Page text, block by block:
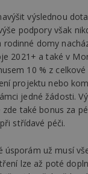
výslednou
podpory však
domy
2021+ a také v
10 % z
projektu nebo
jedné žádosti.
také bonus za
střídavé péči.
úsporám už musí
lze až poté
Název
_dc_gtm_UA-
_hjFirstSeen